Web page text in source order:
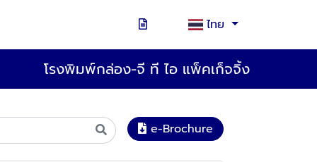
ไทย
โรงพิมพ์กล่อง-จี ที ไอ แพ็คเก็จจิ้ง
e-Brochure